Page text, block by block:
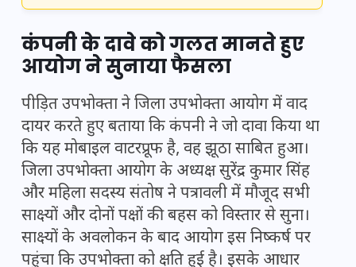
कंपनी के दावे को गलत मानते हुए
आयोग ने सुनाया फैसला
पीड़ित उपभोक्ता ने जिला उपभोक्ता आयोग में वाद
दायर करते हुए बताया कि कंपनी ने जो दावा किया था
कि यह मोबाइल वाटरप्रूफ है, वह झूठा साबित हुआ।
जिला उपभोक्ता आयोग के अध्यक्ष सुरेंद्र कुमार सिंह
और महिला सदस्य संतोष ने पत्रावली में मौजूद सभी
साक्ष्यों और दोनों पक्षों की बहस को विस्तार से सुना।
साक्ष्यों के अवलोकन के बाद आयोग इस निष्कर्ष पर
पहुंचा कि उपभोक्ता को क्षति हुई है। इसके आधार